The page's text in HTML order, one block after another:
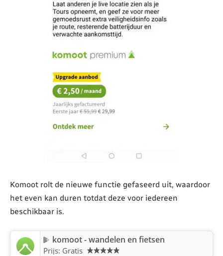
Komoot rolt de nieuwe functie gefaseerd uit, waardoor
het even kan duren totdat deze voor iedereen
beschikbaar is.
komoot - wandelen en fietsen
Prijs: Gratis